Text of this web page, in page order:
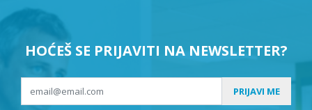
HOĆEŠ SE PRIJAVITI NA NEWSLETTER?
PRIJAVI ME